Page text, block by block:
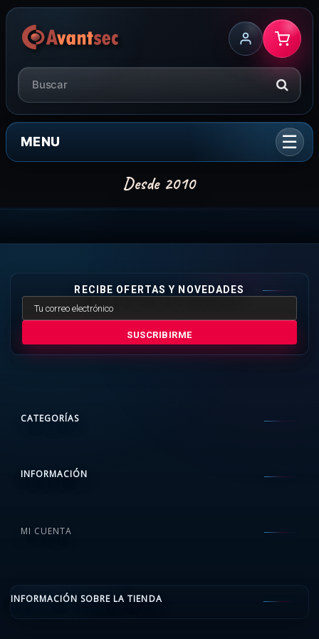
MENU
RECIBE OFERTAS Y NOVEDADES
SUSCRIBIRME
CATEGORÍAS
INFORMACIÓN
MI CUENTA
INFORMACIÓN SOBRE LA TIENDA